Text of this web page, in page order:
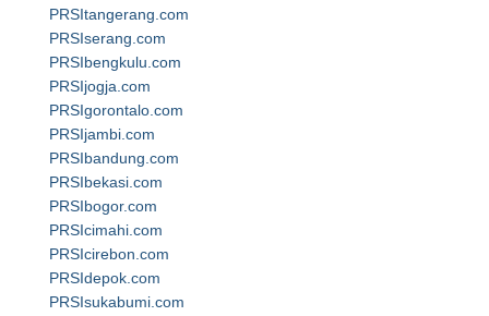
PRSItangerang.com
PRSIserang.com
PRSIbengkulu.com
PRSIjogja.com
PRSIgorontalo.com
PRSIjambi.com
PRSIbandung.com
PRSIbekasi.com
PRSIbogor.com
PRSIcimahi.com
PRSIcirebon.com
PRSIdepok.com
PRSIsukabumi.com